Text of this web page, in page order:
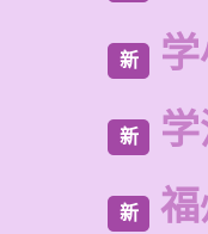
新
新
新